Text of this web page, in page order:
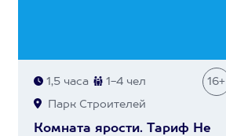
1,5 часа 1-4 чел 16+
Парк Строителей
Комната ярости. Тариф Не